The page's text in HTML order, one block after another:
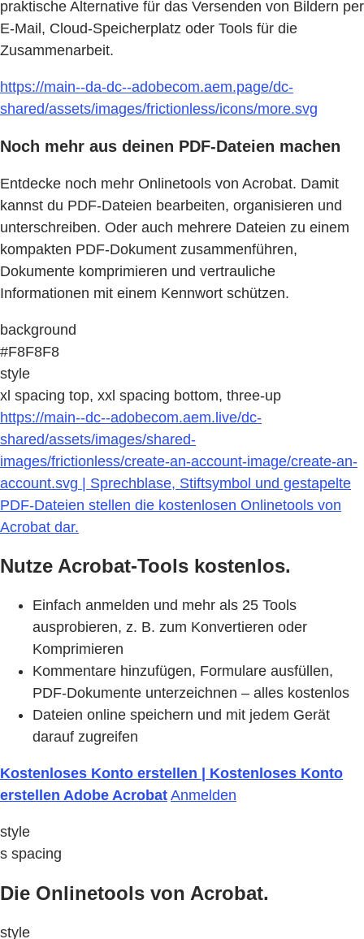
praktische Alternative für das Versenden von Bildern per
E-Mail, Cloud-Speicherplatz oder Tools für die
Zusammenarbeit.
https://main--da-dc--adobecom.aem.page/dc-
shared/assets/images/frictionless/icons/more.svg
Noch mehr aus deinen PDF-Dateien machen
Entdecke noch mehr Onlinetools von Acrobat. Damit
kannst du PDF-Dateien bearbeiten, organisieren und
unterschreiben. Oder auch mehrere Dateien zu einem
kompakten PDF-Dokument zusammenführen,
Dokumente komprimieren und vertrauliche
Informationen mit einem Kennwort schützen.
background
#F8F8F8
style
xl spacing top, xxl spacing bottom, three-up
https://main--dc--adobecom.aem.live/dc-
shared/assets/images/shared-
images/frictionless/create-an-account-image/create-an-
account.svg | Sprechblase, Stiftsymbol und gestapelte
PDF-Dateien stellen die kostenlosen Onlinetools von
Acrobat dar.
Nutze Acrobat-Tools kostenlos.
Einfach anmelden und mehr als 25 Tools
ausprobieren, z. B. zum Konvertieren oder
Komprimieren
Kommentare hinzufügen, Formulare ausfüllen,
PDF-Dokumente unterzeichnen – alles kostenlos
Dateien online speichern und mit jedem Gerät
darauf zugreifen
Kostenloses Konto erstellen | Kostenloses Konto
erstellen Adobe Acrobat Anmelden
style
s spacing
Die Onlinetools von Acrobat.
style